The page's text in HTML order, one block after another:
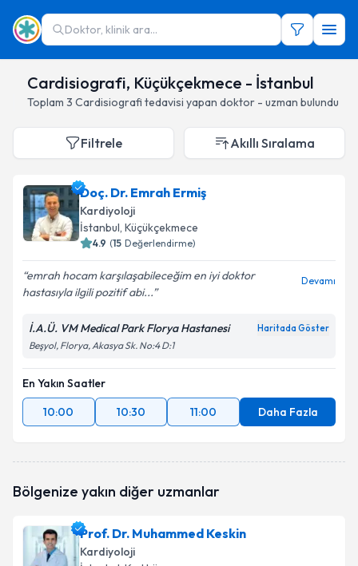
Doktor, klinik ara...
Cardisiografi, Küçükçekmece - İstanbul
Toplam 3 Cardisiografi tedavisi yapan doktor - uzman bulundu
Filtrele Akıllı Sıralama
Doç. Dr. Emrah Ermiş
Kardiyoloji
İstanbul, Küçükçekmece
4.9 (15 Değerlendirme)
emrah hocam karşılaşabileceğim en iyi doktor
hastasıyla ilgili pozitif abi...
Devamı
İ.A.Ü. VM Medical Park Florya Hastanesi Haritada Göster
Beşyol, Florya, Akasya Sk. No:4 D:1
En Yakın Saatler
10:00
10:30 11:00 Daha Fazla
Bölgenize yakın diğer uzmanlar
Prof. Dr. Muhammed Keskin
Kardiyoloji